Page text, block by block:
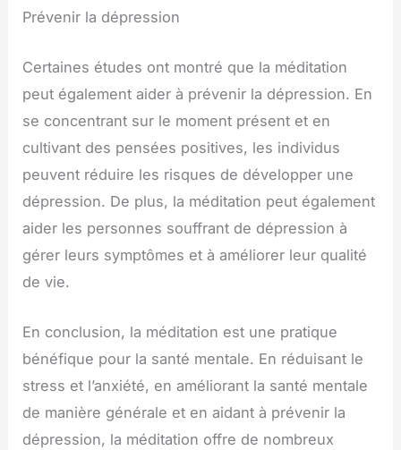
Prévenir la dépression
Certaines études ont montré que la méditation
peut également aider à prévenir la dépression. En
se concentrant sur le moment présent et en
cultivant des pensées positives, les individus
peuvent réduire les risques de développer une
dépression. De plus, la méditation peut également
aider les personnes souffrant de dépression à
gérer leurs symptômes et à améliorer leur qualité
de vie.
En conclusion, la méditation est une pratique
bénéfique pour la santé mentale. En réduisant le
stress et l’anxiété, en améliorant la santé mentale
de manière générale et en aidant à prévenir la
dépression, la méditation offre de nombreux